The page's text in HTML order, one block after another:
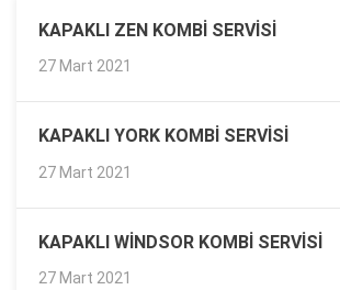
KAPAKLI ZEN KOMBI SERVISI
27 Mart 2021
KAPAKLI YORK KOMBI SERVISI
27 Mart 2021
KAPAKLI WINDSOR KOMBI SERVISI
27 Mart 2021